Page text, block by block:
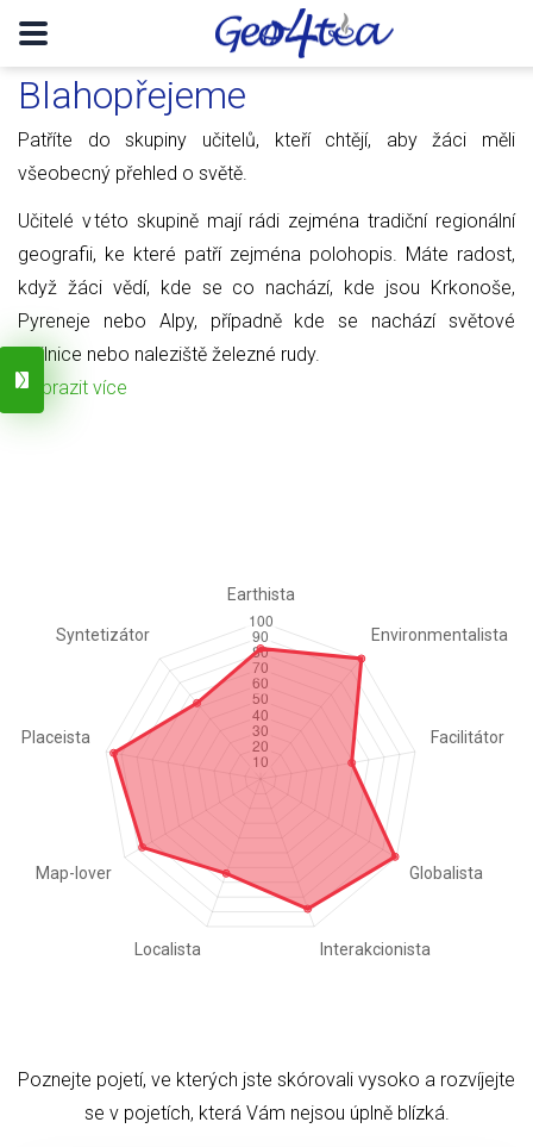
Blahopřejeme
Patříte do skupiny učitelů, kteří chtějí, aby žáci měli
všeobecný přehled o světě.
Učitelé v této skupině mají rádi zejména tradiční regionální
geografii, ke které patří zejména polohopis. Máte radost,
když žáci vědí, kde se co nachází, kde jsou Krkonoše,
Pyreneje nebo Alpy, případně kde se nachází světové
obilnice nebo naleziště železné rudy.
Zobrazit více
Poznejte pojetí, ve kterých jste skórovali vysoko a rozvíjejte
se v pojetích, která Vám nejsou úplně blízká.